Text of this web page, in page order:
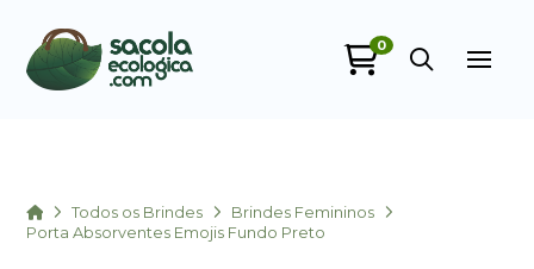
0
HomeTodos os Brindes
Brindes Femininos
Porta Absorventes Emojis Fundo Preto